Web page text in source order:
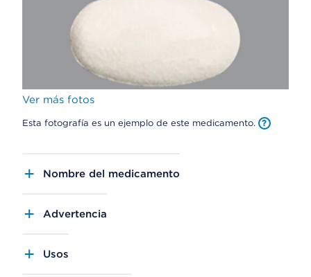
Ver más fotos
Esta fotografía es un ejemplo de este medicamento.
Nombre del medicamento
Advertencia
Usos